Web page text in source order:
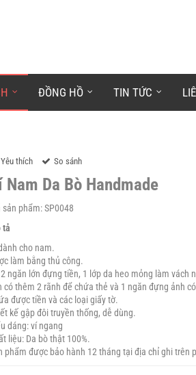
ĐỒNG HỒ TIN TỨC
Yêu thích So sánh
Nam Da Bò Handmade
sản phẩm: SP0048
tả
cho nam.
làm bằng thủ công.
2 ngăn lớn đựng tiền, 1 lớp da heo mỏng làm vách
có thêm 2 rãnh để chứa thẻ và 1 ngăn đựng ảnh
được tiền và các loại giấy tờ.
kế gập đôi truyền thống, dễ dùng.
dáng: ví ngang
liệu: Da bò thật 100%.
phẩm được bảo hành 12 tháng tại địa chỉ ghi trên